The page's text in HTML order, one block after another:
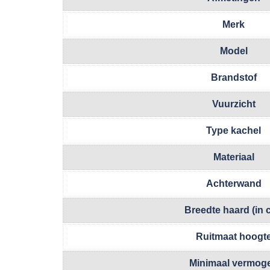
Merk
Model
Brandstof
Vuurzicht
Type kachel
Materiaal
Achterwand
Breedte haard (in
Ruitmaat
Minimaal